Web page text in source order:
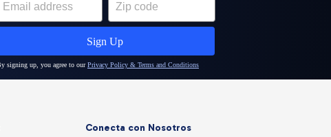
Conecta con Nosotros